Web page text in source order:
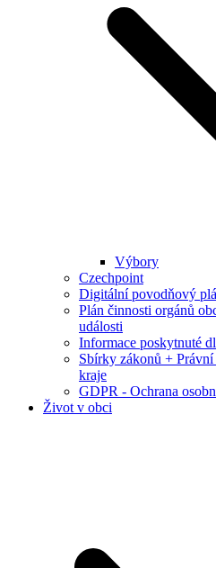
Výbory
Czechpoint
Digitální povodňový
Plán činnosti orgánů
události
Informace poskytnuté
Sbírky zákonů +
kraje
GDPR - Ochrana
Život v obci